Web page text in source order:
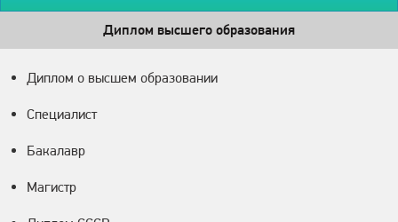
Диплом высшего образования
Диплом о высшем образовании
Специалист
Бакалавр
Магистр